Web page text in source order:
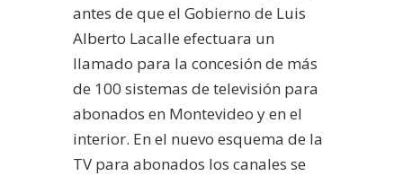
antes de que el Gobierno de Luis
Alberto Lacalle efectuara un
llamado para la concesión de más
de 100 sistemas de televisión para
abonados en Montevideo y en el
interior. En el nuevo esquema de la
TV para abonados los canales se